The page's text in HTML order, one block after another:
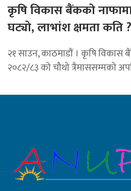
कृषि विकास बैंकको
घट्यो, लाभांश क्षमता कति ?
२१ साउन, काठमाडाैं । कृषि विकास
२०८२/८३ को चौथो त्रैमाससम्मको